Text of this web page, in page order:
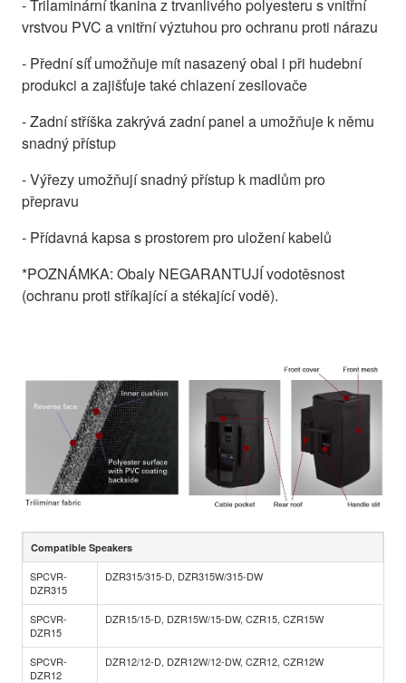
- Trilaminární tkanina z trvanlivého polyesteru s vnitřní
vrstvou PVC a vnitřní výztuhou pro ochranu proti nárazu
- Přední síť umožňuje mít nasazený obal i při hudební
produkci a zajišťuje také chlazení zesilovače
- Zadní stříška zakrývá zadní panel a umožňuje k němu
snadný přístup
- Výřezy umožňují snadný přístup k madlům pro
přepravu
- Přídavná kapsa s prostorem pro uložení kabelů
*POZNÁMKA: Obaly NEGARANTUJÍ vodotěsnost
(ochranu proti stříkající a stékající vodě).
Compatible Speakers
SPCVR-
DZR315
DZR315/315-D, DZR315W/315-DW
SPCVR-
DZR15
DZR15/15-D, DZR15W/15-DW, CZR15, CZR15W
SPCVR-
DZR12
DZR12/12-D, DZR12W/12-DW, CZR12, CZR12W